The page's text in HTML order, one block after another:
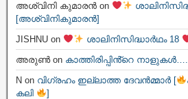
അശ്വിനി കുമാരൻ on
[അശ്വിനികുമാരൻ]
JISHNU on ശാലിനിസിദ്ധാർഥം 18
അരുൺon കാത്തിരിപ്പിൻ്റെ
N on വിഗ്രഹം ഇല്ലാത്ത ദേവൻമ്മാർ [
കലി
]